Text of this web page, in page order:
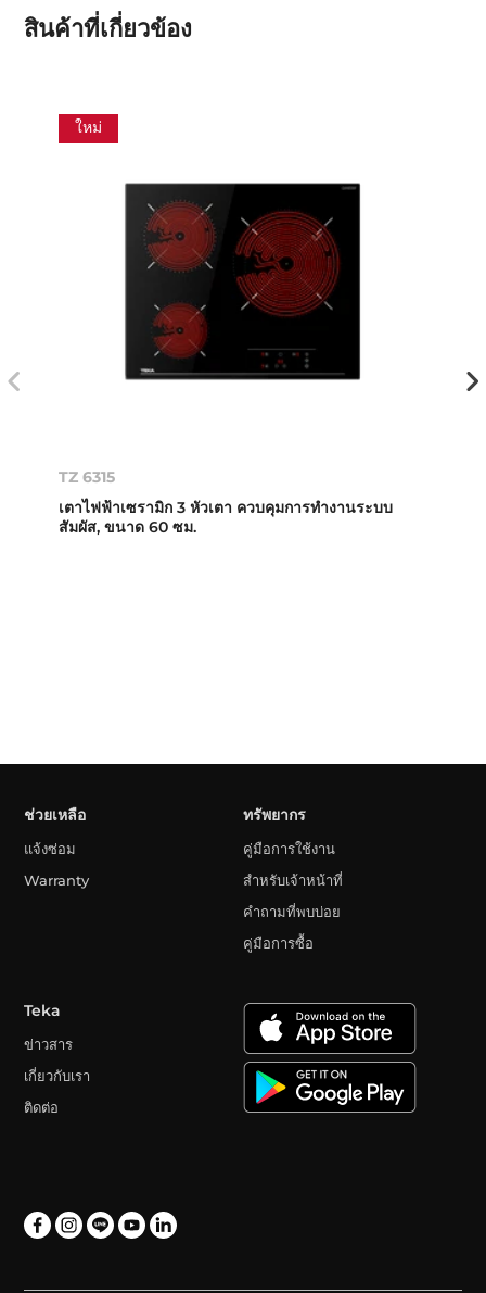
สินค้าที่เกี่ยวข้อง
ใหม่
TZ 6315
เตาไฟฟ้าเซรามิก 3 หัวเตา ควบคุมการทำงานระบบ
สัมผัส, ขนาด 60 ซม.
ช่วยเหลือ
แจ้งซ่อม
Warranty
ทรัพยากร
คู่มือการใช้งาน
สำหรับเจ้าหน้าที่
คำถามที่พบบ่อย
คู่มือการซื้อ
Teka
ข่าวสาร
เกี่ยวกับเรา
ติดต่อ